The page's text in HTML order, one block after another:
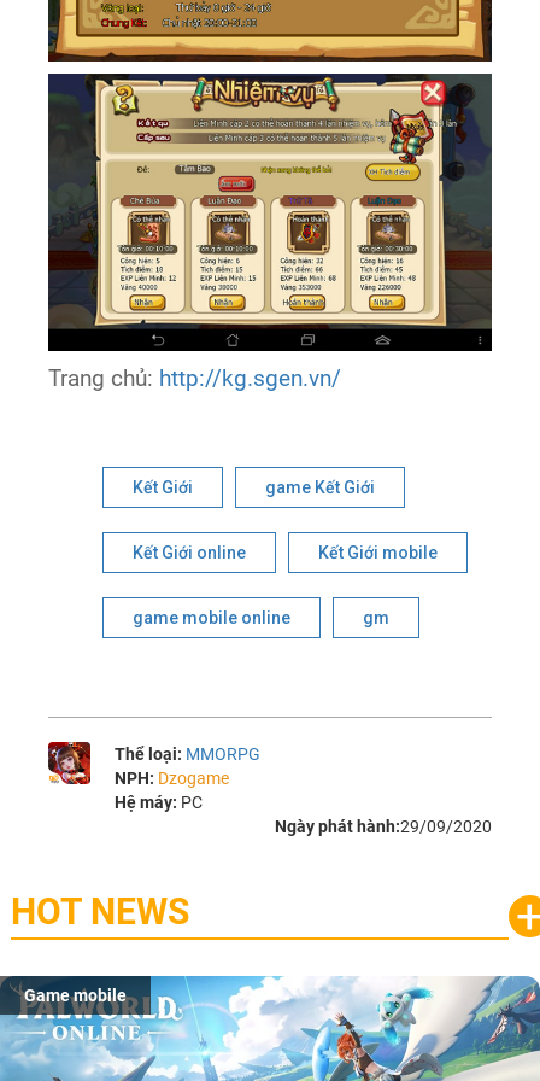
Trang chủ: http://kg.sgen.vn/
Kết Giới game Kết Giới
Kết Giới online Kết Giới mobile
game mobile online gm
Thể loại: MMORPG
NPH: Dzogame
Hệ máy: PC
Ngày phát hành:29/09/2020
HOT NEWS
Game mobile